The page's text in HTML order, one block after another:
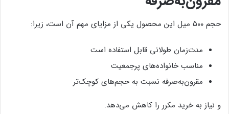
حجم ۵۰۰ میل این محصول یکی از مزایای مهم آن است، زیرا:
مدت‌زمان طولانی قابل استفاده است
مناسب خانواده‌های پرجمعیت
مقرون‌به‌صرفه نسبت به حجم‌های کوچک‌تر
و نیاز به خرید مکرر را کاهش می‌دهد.